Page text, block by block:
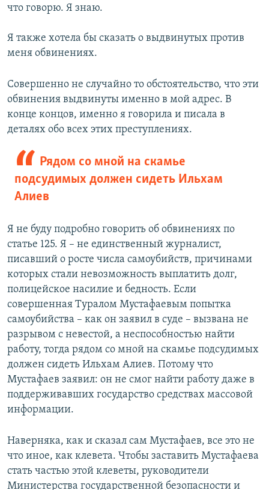
что говорю. Я знаю.
Я также хотела бы сказать о выдвинутых против
меня обвинениях.
Совершенно не случайно то обстоятельство, что эти
обвинения выдвинуты именно в мой адрес. В
конце концов, именно я говорила и писала в
деталях обо всех этих преступлениях.
Рядом со мной на скамье
подсудимых должен сидеть Ильхам
Алиев
Я не буду подробно говорить об обвинениях по
статье 125. Я – не единственный журналист,
писавший о росте числа самоубийств, причинами
которых стали невозможность выплатить долг,
полицейское насилие и бедность. Если
совершенная Туралом Мустафаевым попытка
самоубийства – как он заявил в суде – вызвана не
разрывом с невестой, а неспособностью найти
работу, тогда рядом со мной на скамье подсудимых
должен сидеть Ильхам Алиев. Потому что
Мустафаев заявил: он не смог найти работу даже в
поддерживавших государство средствах массовой
информации.
Наверняка, как и сказал сам Мустафаев, все это не
что иное, как клевета. Чтобы заставить Мустафаева
стать частью этой клеветы, руководители
Министерства государственной безопасности и